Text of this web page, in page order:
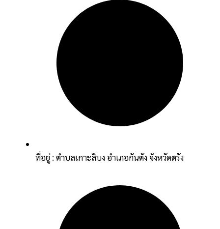
ที่อยู่ : ตำบลเกาะลิบง อำเภอกันตัง จังหวัดตรัง